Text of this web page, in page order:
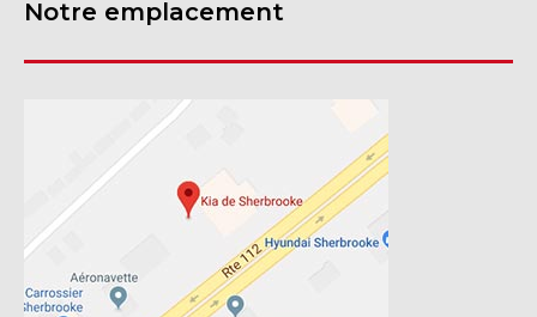
Notre emplacement